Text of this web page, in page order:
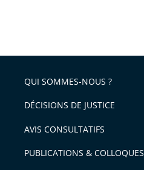
QUI SOMMES-NOUS ?
DÉCISIONS DE JUSTICE
AVIS CONSULTATIFS
PUBLICATIONS & COLLOQUES